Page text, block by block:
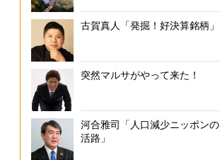
古賀真人「発掘！好決算銘柄」
突然マルサがやって来た！
河合雅司「人口減少ニッポンの
活路」